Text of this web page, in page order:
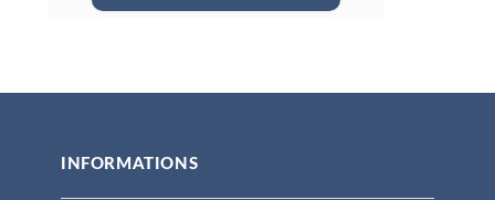
INFORMATIONS